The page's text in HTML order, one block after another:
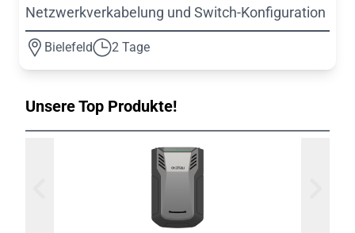
Netzwerkverkabelung und Switch-Konfiguration
Bielefeld 2 Tage
Unsere Top Produkte!